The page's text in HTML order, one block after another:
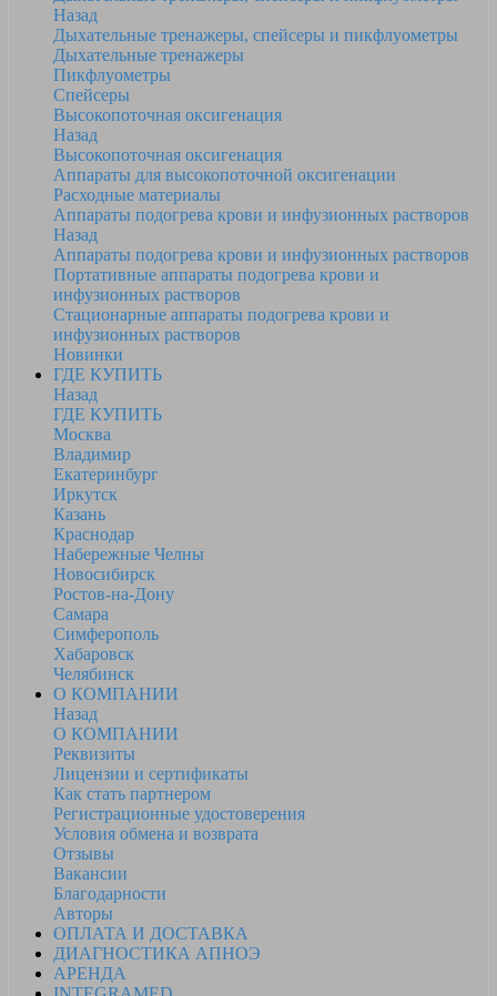
Назад
Дыхательные тренажеры, спейсеры и пикфлуометры
Дыхательные тренажеры
Пикфлуометры
Спейсеры
Высокопоточная оксигенация
Назад
Высокопоточная оксигенация
Аппараты для высокопоточной оксигенации
Расходные материалы
Аппараты подогрева крови и инфузионных растворов
Назад
Аппараты подогрева крови и инфузионных растворов
Портативные аппараты подогрева крови и
инфузионных растворов
Стационарные аппараты подогрева крови и
инфузионных растворов
Новинки
ГДЕ КУПИТЬ
Назад
ГДЕ КУПИТЬ
Москва
Владимир
Екатеринбург
Иркутск
Казань
Краснодар
Набережные Челны
Новосибирск
Ростов-на-Дону
Самара
Симферополь
Хабаровск
Челябинск
О КОМПАНИИ
Назад
О КОМПАНИИ
Реквизиты
Лицензии и сертификаты
Как стать партнером
Регистрационные удостоверения
Условия обмена и возврата
Отзывы
Вакансии
Благодарности
Авторы
ОПЛАТА И ДОСТАВКА
ДИАГНОСТИКА АПНОЭ
АРЕНДА